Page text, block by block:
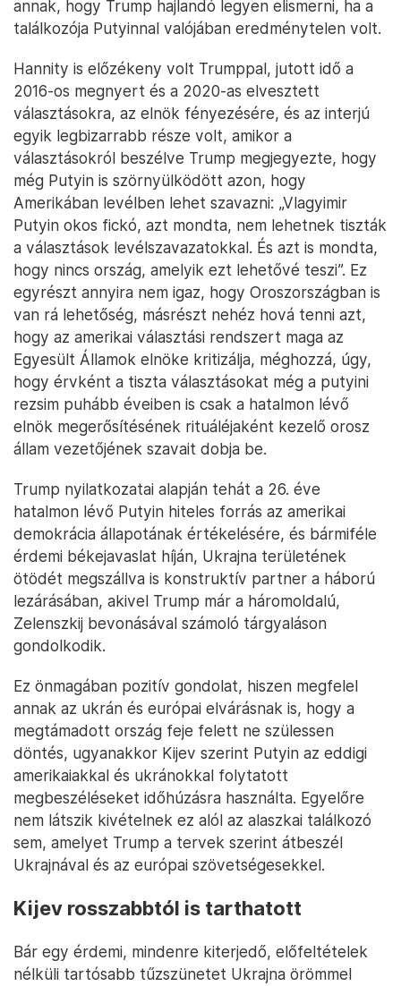
annak, hogy Trump hajlandó legyen elismerni, ha a
találkozója Putyinnal valójában eredménytelen volt.
Hannity is előzékeny volt Trumppal, jutott idő a
2016-os megnyert és a 2020-as elvesztett
választásokra, az elnök fényezésére, és az interjú
egyik legbizarrabb része volt, amikor a
választásokról beszélve Trump megjegyezte, hogy
még Putyin is szörnyülködött azon, hogy
Amerikában levélben lehet szavazni: „Vlagyimir
Putyin okos fickó, azt mondta, nem lehetnek tiszták
a választások levélszavazatokkal. És azt is mondta,
hogy nincs ország, amelyik ezt lehetővé teszi”. Ez
egyrészt annyira nem igaz, hogy Oroszországban is
van rá lehetőség, másrészt nehéz hová tenni azt,
hogy az amerikai választási rendszert maga az
Egyesült Államok elnöke kritizálja, méghozzá, úgy,
hogy érvként a tiszta választásokat még a putyini
rezsim puhább éveiben is csak a hatalmon lévő
elnök megerősítésének rituáléjaként kezelő orosz
állam vezetőjének szavait dobja be.
Trump nyilatkozatai alapján tehát a 26. éve
hatalmon lévő Putyin hiteles forrás az amerikai
demokrácia állapotának értékelésére, és bármiféle
érdemi békejavaslat híján, Ukrajna területének
ötödét megszállva is konstruktív partner a háború
lezárásában, akivel Trump már a háromoldalú,
Zelenszkij bevonásával számoló tárgyaláson
gondolkodik.
Ez önmagában pozitív gondolat, hiszen megfelel
annak az ukrán és európai elvárásnak is, hogy a
megtámadott ország feje felett ne szülessen
döntés, ugyanakkor Kijev szerint Putyin az eddigi
amerikaiakkal és ukránokkal folytatott
megbeszéléseket időhúzásra használta. Egyelőre
nem látszik kivételnek ez alól az alaszkai találkozó
sem, amelyet Trump a tervek szerint átbeszél
Ukrajnával és az európai szövetségesekkel.
Kijev rosszabbtól is tarthatott
Bár egy érdemi, mindenre kiterjedő, előfeltételek
nélküli tartósabb tűzszünetet Ukrajna örömmel